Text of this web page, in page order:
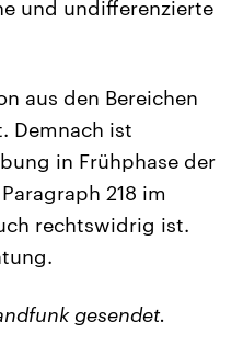
und undifferenzierte
aus den Bereichen
Demnach ist
in Frühphase der
218 im
rechtswidrig ist.
gesendet.